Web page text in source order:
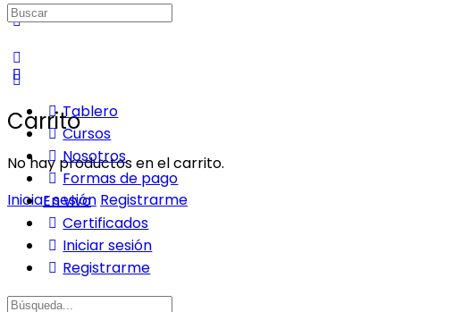
Carrito
No hay productos en el carrito.
Iniciar sesión Registrarme
Buscar:
Tablero
Cursos
Nosotros
Formas de pago
En vivo
Certificados
Iniciar sesión
Registrarme
Buscar: